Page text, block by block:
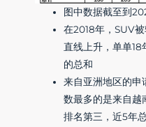
图中数据截至到
在2018年，SUV
直线上升，单单18
的总和
来自亚洲地区的申
数最多的是来自越
排名第三，近5年